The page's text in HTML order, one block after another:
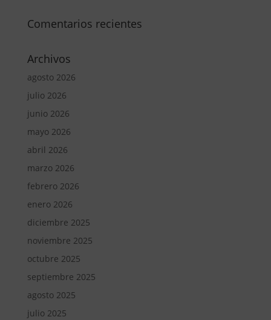
Comentarios recientes
Archivos
agosto 2026
julio 2026
junio 2026
mayo 2026
abril 2026
marzo 2026
febrero 2026
enero 2026
diciembre 2025
noviembre 2025
octubre 2025
septiembre 2025
agosto 2025
julio 2025